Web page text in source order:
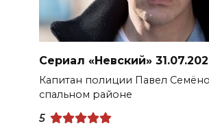
Сериал «Невский»
Капитан полиции Павел
спальном районе
5